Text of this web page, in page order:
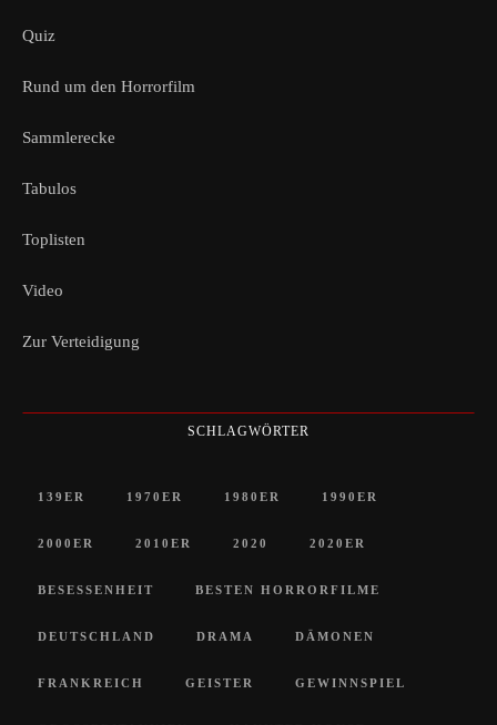
Quiz
Rund um den Horrorfilm
Sammlerecke
Tabulos
Toplisten
Video
Zur Verteidigung
SCHLAGWÖRTER
139ER 1970ER 1980ER 1990ER
2000ER 2010ER 2020 2020ER
BESESSENHEIT BESTEN HORRORFILME
DEUTSCHLAND DRAMA DÄMONEN
FRANKREICH GEISTER GEWINNSPIEL